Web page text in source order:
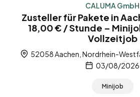
CALUMA GmbH
Zusteller für Pakete in
18,00 € / Stunde –
Vollzeitjob
52058 Aachen, Nordrhein-
03/08/2026
Minijob